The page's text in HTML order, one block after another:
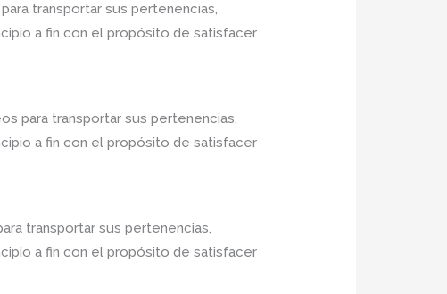
transportar sus pertenencias,
a fin con el propósito de satisfacer
para transportar sus pertenencias,
a fin con el propósito de satisfacer
transportar sus pertenencias,
a fin con el propósito de satisfacer